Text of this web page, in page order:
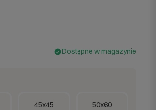
Dostępne w magazynie
45x45 50x60